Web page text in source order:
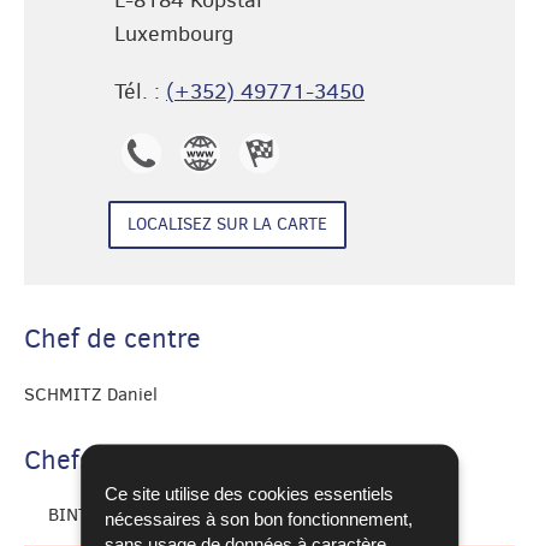
Ce site utilise des cookies essentiels
nécessaires à son bon fonctionnement,
Luxembourg
Tél. : (+352) 49771-3450
49771-
3450
Kopstalde CIS
Kopstal
LOCALISEZ SUR LA CARTE
Chef de centre
SCHMITZ Daniel
Chefs de centre adjoints
BINTENER Alain